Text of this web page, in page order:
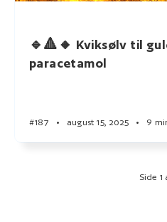
🔹🔺🔸 Kviksølv til
paracetamol
#187 • august 15, 2025 • 9
Side 1